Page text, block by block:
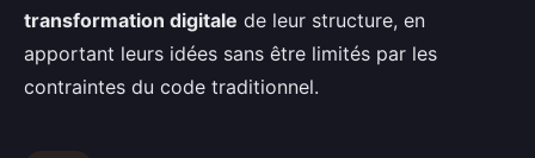
transformation digitale de leur structure, en
apportant leurs idées sans être limités par les
contraintes du code traditionnel.